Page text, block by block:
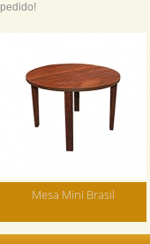
pedido!
Mesa Mini Brasil